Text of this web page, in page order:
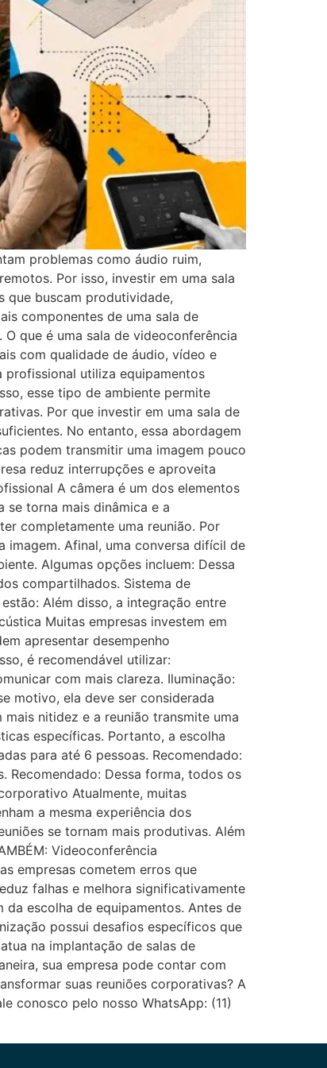
problemas como áudio ruim,
Por isso, investir em uma sala
que buscam produtividade,
componentes de uma sala de
que é uma sala de videoconferência
com qualidade de áudio, vídeo e
profissional utiliza equipamentos
esse tipo de ambiente permite
Por que investir em uma sala de
No entanto, essa abordagem
podem transmitir uma imagem pouco
reduz interrupções e aproveita
A câmera é um dos elementos
se torna mais dinâmica e a
completamente uma reunião. Por
imagem. Afinal, uma conversa difícil de
Algumas opções incluem: Dessa
compartilhados. Sistema de
Além disso, a integração entre
Muitas empresas investem em
apresentar desempenho
é recomendável utilizar:
com mais clareza. Iluminação:
motivo, ela deve ser considerada
nitidez e a reunião transmite uma
específicas. Portanto, a escolha
para até 6 pessoas. Recomendado:
Recomendado: Dessa forma, todos os
Atualmente, muitas
a mesma experiência dos
se tornam mais produtivas. Além
Videoconferência
empresas cometem erros que
falhas e melhora significativamente
escolha de equipamentos. Antes de
possui desafios específicos que
na implantação de salas de
sua empresa pode contar com
suas reuniões corporativas? A
conosco pelo nosso WhatsApp: (11)